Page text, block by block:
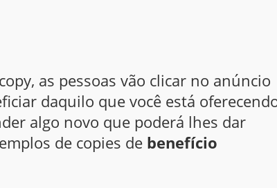
copy, as pessoas vão clicar no anúncio
daquilo que você está
algo novo que poderá lhes dar
de copies de benefício